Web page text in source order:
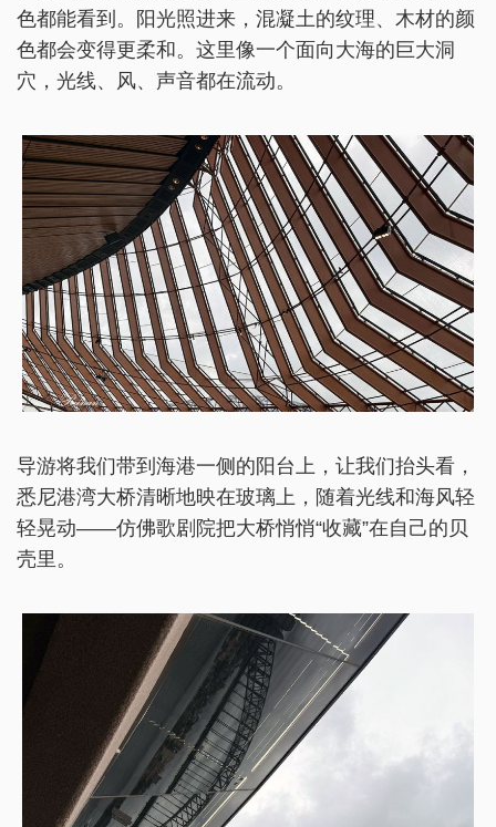
色都能看到。阳光照进来，混凝土的纹理、木材的颜
色都会变得更柔和。这里像一个面向大海的巨大洞
穴，光线、风、声音都在流动。
导游将我们带到海港一侧的阳台上，让我们抬头看，
悉尼港湾大桥清晰地映在玻璃上，随着光线和海风轻
轻晃动——仿佛歌剧院把大桥悄悄“收藏”在自己的贝
壳里。